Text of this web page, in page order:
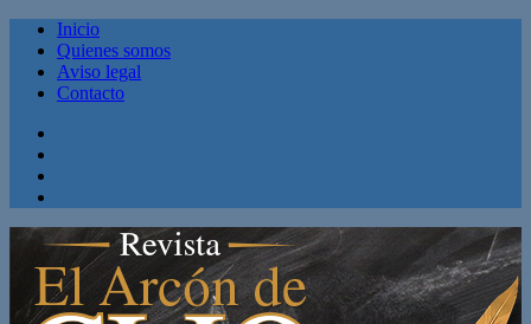
Inicio
Quienes somos
Aviso legal
Contacto